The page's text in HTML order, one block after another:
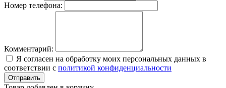
Номер телефона:
Комментарий:
Я согласен на обработку моих персональных данных в
соответствии с политикой конфиденциальности
Отправить